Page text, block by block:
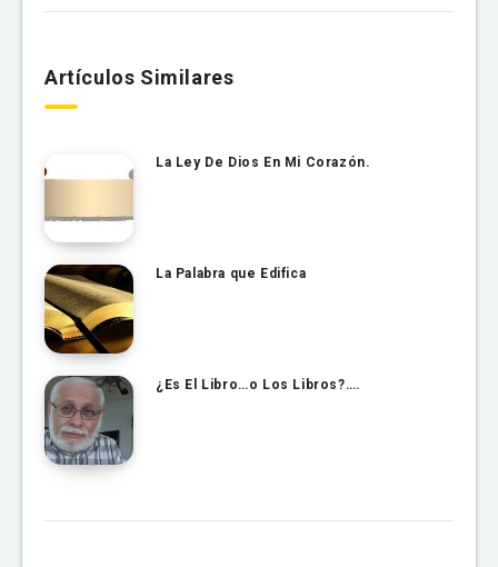
Artículos Similares
La Ley De Dios En Mi Corazón.
La Palabra que Edifica
¿Es El Libro…o Los Libros?….